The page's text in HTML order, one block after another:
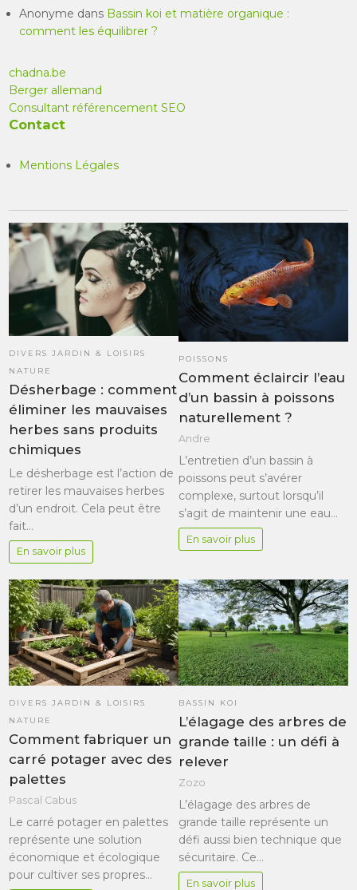
Anonyme dans Bassin koi et matière organique :
comment les équilibrer ?
chadna.be
Berger allemand
Consultant référencement SEO
Contact
Mentions Légales
DIVERS JARDIN & LOISIRS
NATURE
Désherbage : comment
éliminer les mauvaises
herbes sans produits
chimiques
Le désherbage est l’action de
retirer les mauvaises herbes
d’un endroit. Cela peut être
fait…
En savoir plus
POISSONS
Comment éclaircir l’eau
d’un bassin à poissons
naturellement ?
Andre
L’entretien d’un bassin à
poissons peut s’avérer
complexe, surtout lorsqu’il
s’agit de maintenir une eau…
En savoir plus
DIVERS JARDIN & LOISIRS
NATURE
Comment fabriquer un
carré potager avec des
palettes
Pascal Cabus
Le carré potager en palettes
représente une solution
économique et écologique
pour cultiver ses propres…
BASSIN KOI
L’élagage des arbres de
grande taille : un défi à
relever
Zozo
L’élagage des arbres de
grande taille représente un
défi aussi bien technique que
sécuritaire. Ce…
En savoir plus